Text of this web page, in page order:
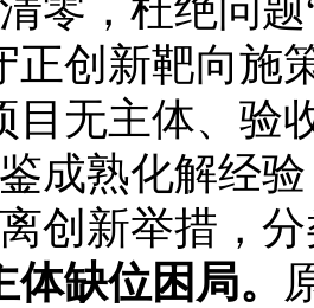
正创新靶向施
目无主体、验
成熟化解经
创新举措，
缺位困局。